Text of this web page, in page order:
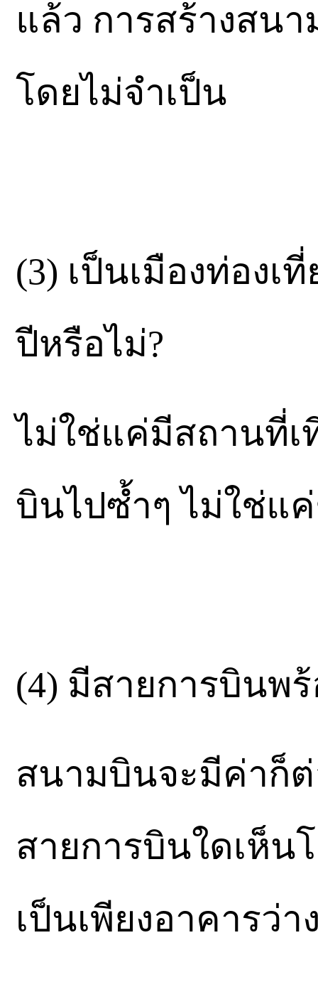
แล้ว การสร้างสน
โดยไม่จำเป็น
(3) เป็นเมืองท่องเ
ปีหรือไม่?
ไม่ใช่แค่มีสถานที่เ
บินไปซ้ำๆ ไม่ใช่แ
(4) มีสายการบินพ
สนามบินจะมีค่าก็ต่
สายการบินใดเห็น
เป็นเพียงอาคารว่า